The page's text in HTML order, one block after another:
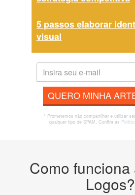
5 passos elaborar
visual
QUERO MINHA
* Prometemos não compartilhar e utilizar
qualquer tipo de SPAM. Confira as
Como funciona
Logos?